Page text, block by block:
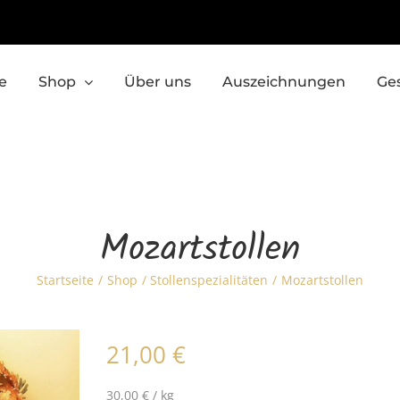
Shop Über uns Auszeichnungen
Mozartstollen
Startseite Shop Stollenspezialitäten Mozartstollen
21,00 €
30,00 € / kg